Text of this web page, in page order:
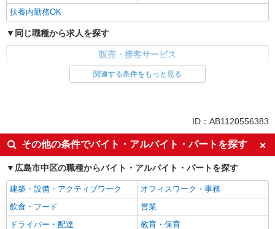
扶養内勤務OK
同じ職種から求人を探す
販売・接客サービス
扶養内勤務OK
関連する条件をもっと見る
ID：AB1120556383
その他の条件でバイト・アルバイト・パートを探す
広島市中区の職種からバイト・アルバイト・パートを探す
建築・設備・アクティブワーク
オフィスワーク・事務
飲食・フード
営業
ドライバー・配達
教育・保育